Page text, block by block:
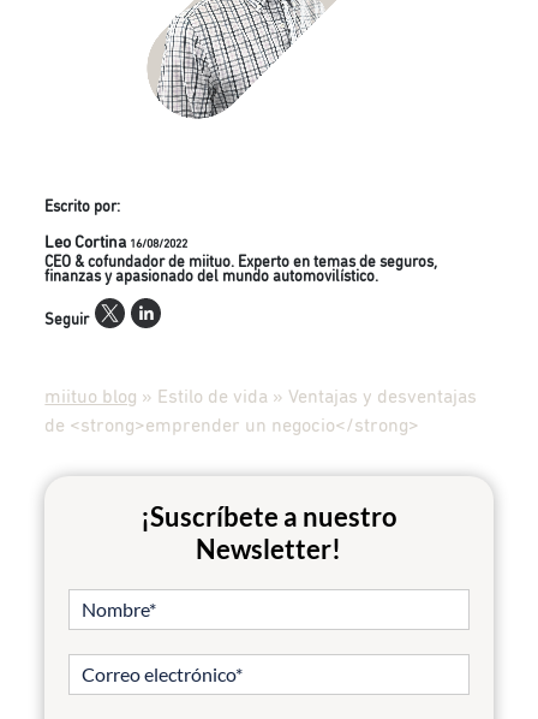
Escrito por:
Leo Cortina 16/08/2022
CEO & cofundador de miituo. Experto en temas de seguros,
finanzas y apasionado del mundo automovilístico.
Seguir
miituo blog » Estilo de vida » Ventajas y desventajas
de <strong>emprender un negocio</strong>
¡Suscríbete a nuestro
Newsletter!